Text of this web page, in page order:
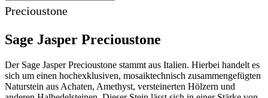
Precioustone
Sage Jasper Precioustone
Der Sage Jasper Precioustone stammt aus Italien. Hierbei handelt es
sich um einen hochexklusiven, mosaiktechnisch zusammengefügten
Naturstein aus Achaten, Amethyst, versteinerten Hölzern und